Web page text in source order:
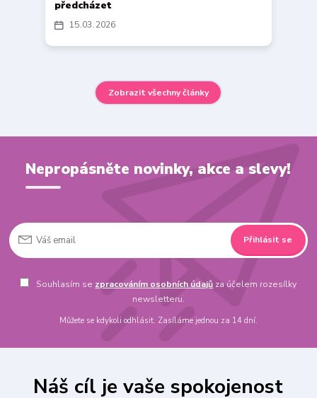
15 03 2026
předcházet
Zobrazit všechny články
Nepropásněte novinky, akce a slevy!
Přihlásit se
Souhlasím se zpracováním osobních údajů za účelem rozesílky
newsletteru.
Můžete se kdykoli odhlásit. Zasíláme jednou za 14 dní.
Náš cíl je vaše spokojenost